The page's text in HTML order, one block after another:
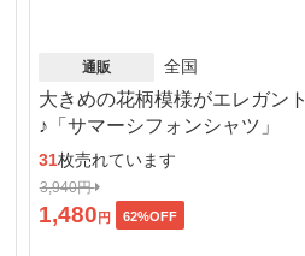
通販 全国
大きめの花柄模様がエレガント
♪「サマーシフォンシャツ」
31枚売れています
3,940円
1,480 円 62%OFF